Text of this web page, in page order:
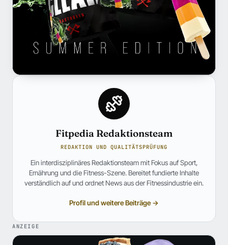
Fitpedia Redaktionsteam
REDAKTION UND QUALITÄTSPRÜFUNG
Ein interdisziplinäres Redaktionsteam mit Fokus auf Sport,
Ernährung und die Fitness-Szene. Bereitet fundierte Inhalte
verständlich auf und ordnet News aus der Fitnessindustrie ein.
Profil und weitere Beiträge →
ANZEIGE